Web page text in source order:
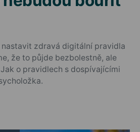
zdravá digitální pravidla
že to půjde bezbolestně, ale
o pravidlech s dospívajícími